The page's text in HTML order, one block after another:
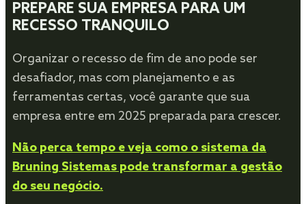
PREPARE SUA EMPRESA PARA UM
RECESSO TRANQUILO
Organizar o recesso de fim de ano pode ser
desafiador, mas com planejamento e as
ferramentas certas, você garante que sua
empresa entre em 2025 preparada para crescer.
Não perca tempo e veja como o sistema da
Bruning Sistemas pode transformar a gestão
do seu negócio.